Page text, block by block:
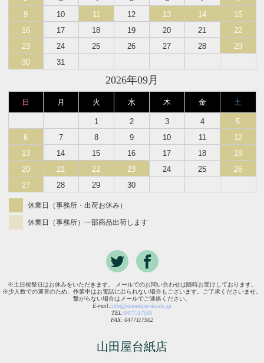
9
10 11 12 13 14
15
16
17 18 19 20 21
22
23
24 25 26 27 28
29
30
31
2026年09月
日 月 火 水 木 金 土
1 2 3 4
5
6
7 8 9 10 11
12
13
14 15 16 17 18
19
20
21 22 23 24 25
26
27
28 29 30
休業日（事務所・出荷お休み）
休業日（事務所）一部商品出荷します
※土日祝祭日はお休みをいただきます。 メールでのお問い合わせは随時お受けしております。
※少人数での運営のため、作業中はお電話に出られない場合もございます。ご了承くださいませ。
繋がらない場合はメールでご連絡ください。
E-mail:info@yamadaya-daishi.jp
TEL:0477117501
FAX: 0477117502
山田屋台紙店